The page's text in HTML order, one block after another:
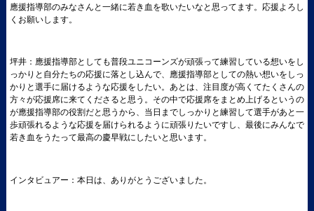
應援指導部のみなさんと一緒に若き血を歌いたいなと思ってます。応援よろし
くお願いします。
坪井：應援指導部としても普段ユニコーンズが頑張って練習している想いをし
っかりと自分たちの応援に落とし込んで、應援指導部としての熱い想いをしっ
かりと選手に届けるような応援をしたい。あとは、注目度が高くてたくさんの
方々が応援席に来てくださると思う。その中で応援席をまとめ上げるというの
が應援指導部の役割だと思うから、当日までしっかりと練習して選手があと一
歩頑張れるような応援を届けられるように頑張りたいですし、最後にみんなで
若き血をうたって最高の慶早戦にしたいと思います。
インタビュアー：本日は、ありがとうございました。